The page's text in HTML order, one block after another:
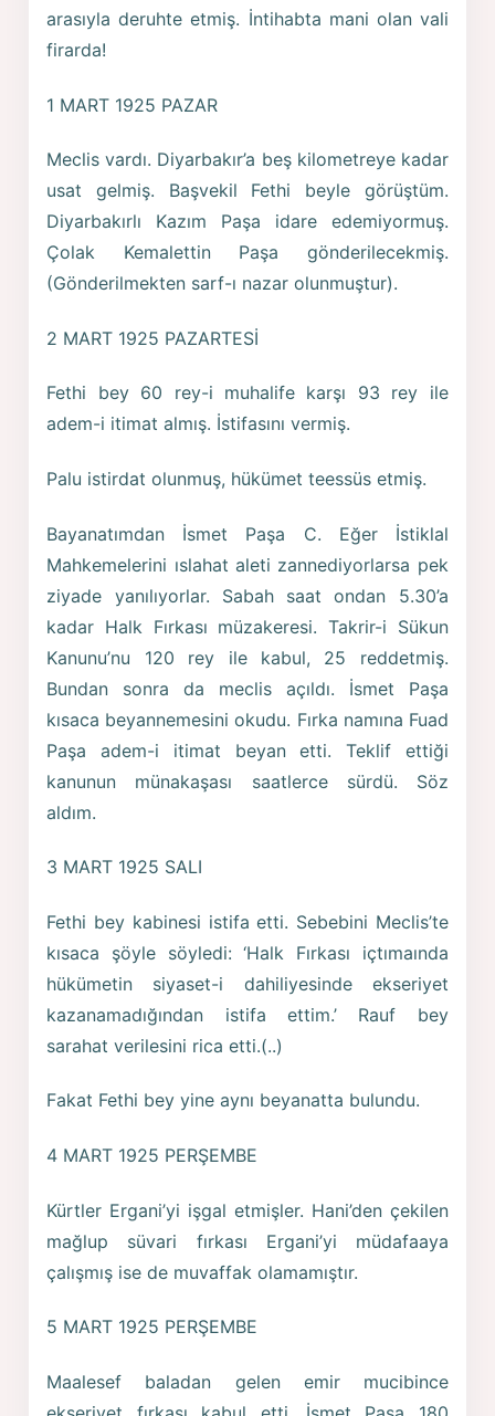
arasıyla deruhte etmiş. İntihabta mani olan vali
firarda!
1 MART 1925 PAZAR
Meclis vardı. Diyarbakır’a beş kilometreye kadar
usat gelmiş. Başvekil Fethi beyle görüştüm.
Diyarbakırlı Kazım Paşa idare edemiyormuş.
Çolak Kemalettin Paşa gönderilecekmiş.
(Gönderilmekten sarf-ı nazar olunmuştur).
2 MART 1925 PAZARTESİ
Fethi bey 60 rey-i muhalife karşı 93 rey ile
adem-i itimat almış. İstifasını vermiş.
Palu istirdat olunmuş, hükümet teessüs etmiş.
Bayanatımdan İsmet Paşa C. Eğer İstiklal
Mahkemelerini ıslahat aleti zannediyorlarsa pek
ziyade yanılıyorlar. Sabah saat ondan 5.30’a
kadar Halk Fırkası müzakeresi. Takrir-i Sükun
Kanunu’nu 120 rey ile kabul, 25 reddetmiş.
Bundan sonra da meclis açıldı. İsmet Paşa
kısaca beyannemesini okudu. Fırka namına Fuad
Paşa adem-i itimat beyan etti. Teklif ettiği
kanunun münakaşası saatlerce sürdü. Söz
aldım.
3 MART 1925 SALI
Fethi bey kabinesi istifa etti. Sebebini Meclis’te
kısaca şöyle söyledi: ‘Halk Fırkası içtımaında
hükümetin siyaset-i dahiliyesinde ekseriyet
kazanamadığından istifa ettim.’ Rauf bey
sarahat verilesini rica etti.(..)
Fakat Fethi bey yine aynı beyanatta bulundu.
4 MART 1925 PERŞEMBE
Kürtler Ergani’yi işgal etmişler. Hani’den çekilen
mağlup süvari fırkası Ergani’yi müdafaaya
çalışmış ise de muvaffak olamamıştır.
5 MART 1925 PERŞEMBE
Maalesef baladan gelen emir mucibince